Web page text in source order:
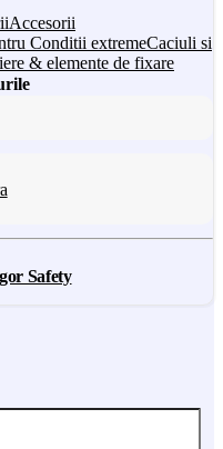
Accesorii
Conditii extremeCaciuli si
& elemente de fixare
Safety